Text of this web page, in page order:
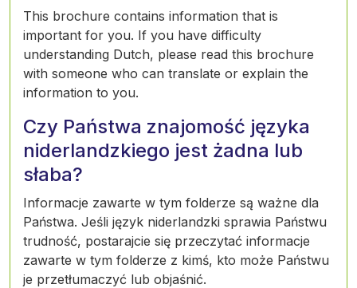
This brochure contains information that is
important for you. If you have difficulty
understanding Dutch, please read this brochure
with someone who can translate or explain the
information to you.
Czy Państwa znajomość języka
niderlandzkiego jest żadna lub
słaba?
Informacje zawarte w tym folderze są ważne dla
Państwa. Jeśli język niderlandzki sprawia Państwu
trudność, postarajcie się przeczytać informacje
zawarte w tym folderze z kimś, kto może Państwu
je przetłumaczyć lub objaśnić.